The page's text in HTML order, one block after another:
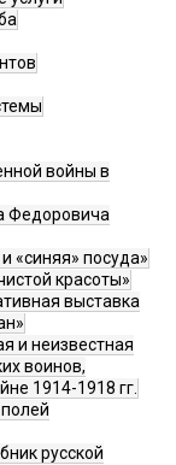
войны в
Федоровича
«синяя» посуда»
красоты»
выставка
и неизвестная
воинов,
1914-1918 гг.
русской